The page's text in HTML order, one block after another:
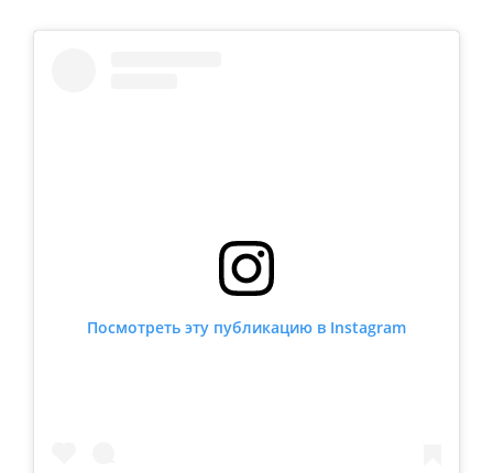
Посмотреть эту публикацию в Instagram